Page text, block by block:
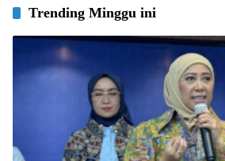
Trending Minggu ini